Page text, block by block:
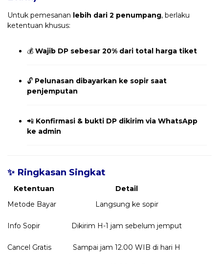
Untuk pemesanan lebih dari 2 penumpang, berlaku
ketentuan khusus:
💰 Wajib DP sebesar 20% dari total harga tiket
🔓 Pelunasan dibayarkan ke sopir saat
penjemputan
📲 Konfirmasi & bukti DP dikirim via WhatsApp
ke admin
✨ Ringkasan Singkat
Ketentuan
Detail
Metode Bayar
Langsung ke sopir
Info Sopir Dikirim H-1 jam sebelum jemput
Cancel Gratis Sampai jam 12.00 WIB di hari H